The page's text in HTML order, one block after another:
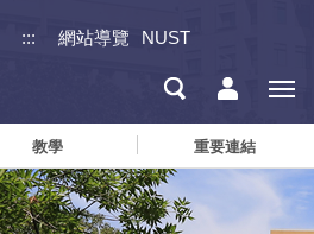
::: 網站導覽 NUST
教學 重要連結